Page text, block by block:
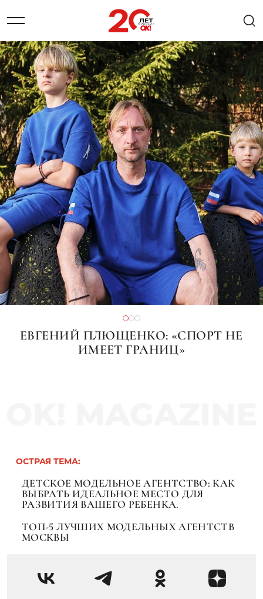
ЕВГЕНИЙ ПЛЮЩЕНКО: «СПОРТ НЕ
ИМЕЕТ ГРАНИЦ»
ОСТРАЯ ТЕМА:
ДЕТСКОЕ МОДЕЛЬНОЕ АГЕНТСТВО: КАК
ВЫБРАТЬ ИДЕАЛЬНОЕ МЕСТО ДЛЯ
РАЗВИТИЯ ВАШЕГО РЕБЕНКА.
ТОП-5 ЛУЧШИХ МОДЕЛЬНЫХ АГЕНТСТВ
МОСКВЫ